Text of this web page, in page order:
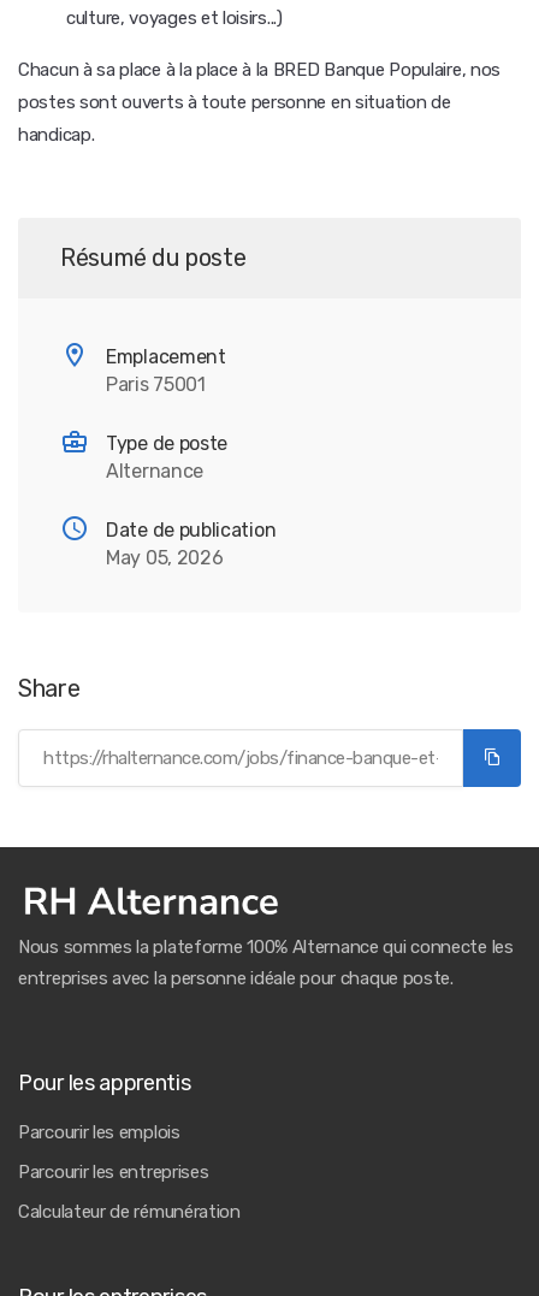
culture, voyages et loisirs...)
Chacun à sa place à la place à la BRED Banque Populaire, nos
postes sont ouverts à toute personne en situation de
handicap.
Résumé du poste
Emplacement
Paris 75001
Type de poste
Alternance
Date de publication
May 05, 2026
Share
Nous sommes la plateforme 100% Alternance qui connecte les
entreprises avec la personne idéale pour chaque poste.
Pour les apprentis
Parcourir les emplois
Parcourir les entreprises
Calculateur de rémunération